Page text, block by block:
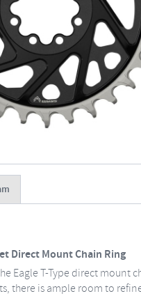
Direct Mount Chain Ring
Eagle T-Type direct
there is ample room to